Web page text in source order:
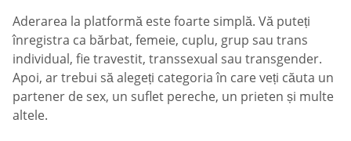
Aderarea la platformă este foarte simplă. Vă puteți
înregistra ca bărbat, femeie, cuplu, grup sau trans
individual, fie travestit, transsexual sau transgender.
Apoi, ar trebui să alegeți categoria în care veți căuta un
partener de sex, un suflet pereche, un prieten și multe
altele.